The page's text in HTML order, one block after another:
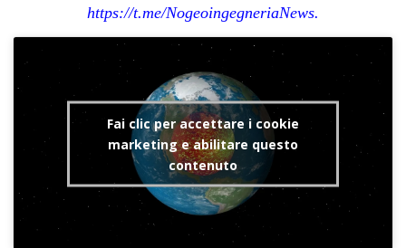
https://t.me/NogeoingegneriaNews.
Fai clic per accettare i cookie
marketing e abilitare questo
contenuto